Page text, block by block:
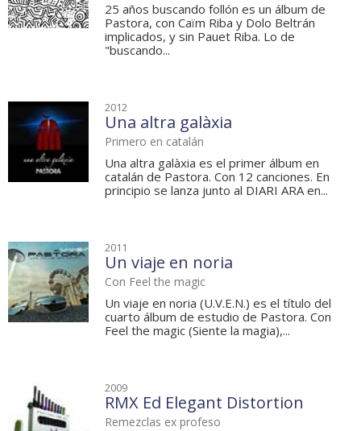
25 años buscando follón es un álbum de
Pastora, con Caïm Riba y Dolo Beltrán
implicados, y sin Pauet Riba. Lo de
"buscando...
2012
Una altra galàxia
Primero en catalán
Una altra galàxia es el primer álbum en
catalán de Pastora. Con 12 canciones. En
principio se lanza junto al DIARI ARA en...
2011
Un viaje en noria
Con Feel the magic
Un viaje en noria (U.V.E.N.) es el título del
cuarto álbum de estudio de Pastora. Con
Feel the magic (Siente la magia),...
2009
RMX Ed Elegant Distortion
Remezclas ex profeso